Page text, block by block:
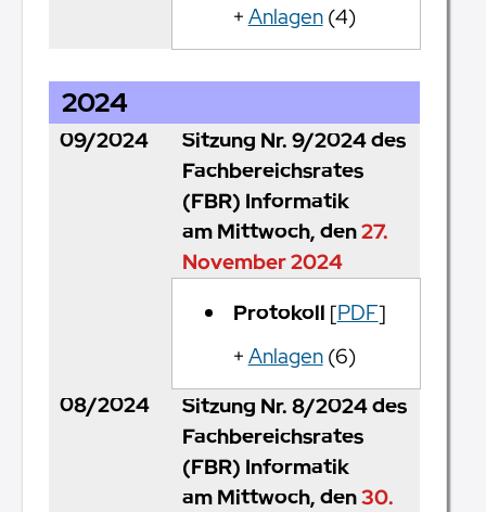
+Anlagen(4)
2024
09/2024
Sitzung Nr. 9/2024 des
Fachbereichsrates
(FBR) Informatik
am Mittwoch, den27.
November 2024
Protokoll [PDF]
+Anlagen(6)
08/2024
Sitzung Nr. 8/2024 des
Fachbereichsrates
(FBR) Informatik
am Mittwoch, den30.